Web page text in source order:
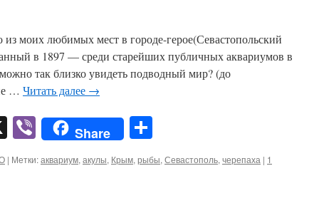
моих любимых мест в городе-герое(Севастопольский
в 1897 — среди старейших публичных аквариумов в
так близко увидеть подводный мир? (до
… Читать далее →
X ViberShare
| Метки:аквариум,акулы, Крым,рыбы,Севастополь,черепаха | 1